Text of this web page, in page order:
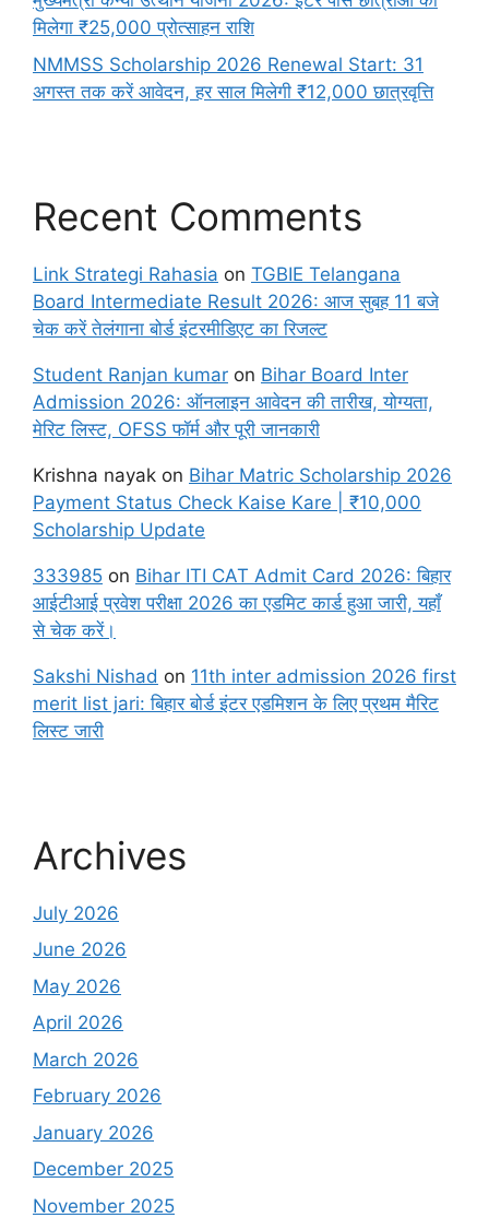
मिलेगा ₹25,000 प्रोत्साहन राशि
NMMSS Scholarship 2026 Renewal Start: 31
अगस्त तक करें आवेदन, हर साल मिलेगी ₹12,000 छात्रवृत्ति
Recent Comments
Link Strategi Rahasia on TGBIE Telangana
Board Intermediate Result 2026: आज सुबह 11 बजे
चेक करें तेलंगाना बोर्ड इंटरमीडिएट का रिजल्ट
Student Ranjan kumar on Bihar Board Inter
Admission 2026: ऑनलाइन आवेदन की तारीख, योग्यता,
मेरिट लिस्ट, OFSS फॉर्म और पूरी जानकारी
Krishna nayak on Bihar Matric Scholarship 2026
Payment Status Check Kaise Kare | ₹10,000
Scholarship Update
333985 on Bihar ITI CAT Admit Card 2026: बिहार
आईटीआई प्रवेश परीक्षा 2026 का एडमिट कार्ड हुआ जारी, यहाँ
से चेक करें।
Sakshi Nishad on 11th inter admission 2026 first
merit list jari: बिहार बोर्ड इंटर एडमिशन के लिए प्रथम मैरिट
लिस्ट जारी
Archives
July 2026
June 2026
May 2026
April 2026
March 2026
February 2026
January 2026
December 2025
November 2025